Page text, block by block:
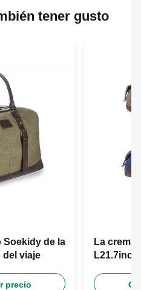
tener gusto
Soekidy de la
del viaje
precio
La